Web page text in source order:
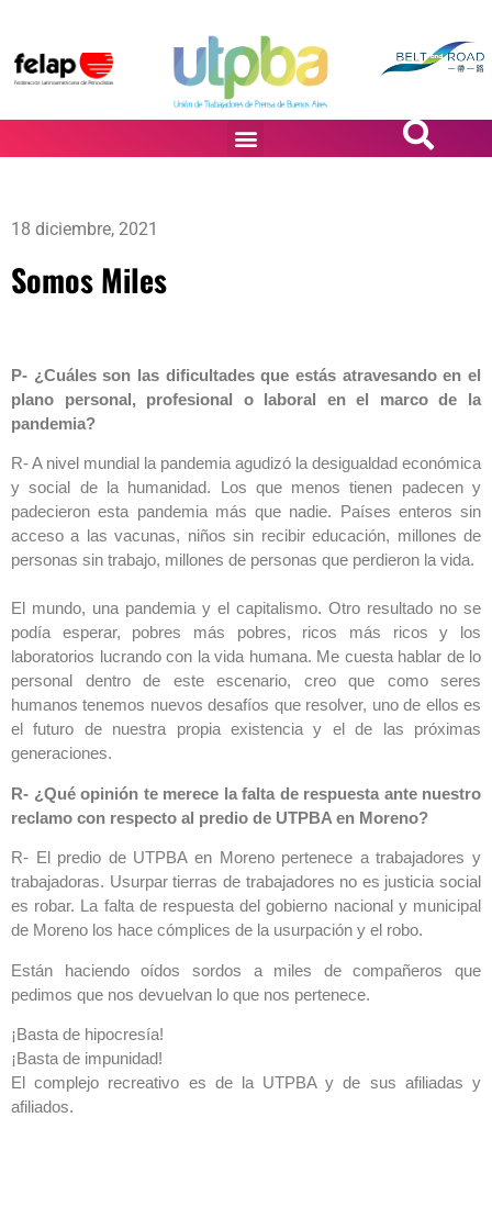
18 diciembre, 2021
Somos Miles
P- ¿Cuáles son las dificultades que estás atravesando en el
plano personal, profesional o laboral en el marco de la
pandemia?
R- A nivel mundial la pandemia agudizó la desigualdad económica
y social de la humanidad. Los que menos tienen padecen y
padecieron esta pandemia más que nadie. Países enteros sin
acceso a las vacunas, niños sin recibir educación, millones de
personas sin trabajo, millones de personas que perdieron la vida.
El mundo, una pandemia y el capitalismo. Otro resultado no se
podía esperar, pobres más pobres, ricos más ricos y los
laboratorios lucrando con la vida humana. Me cuesta hablar de lo
personal dentro de este escenario, creo que como seres
humanos tenemos nuevos desafíos que resolver, uno de ellos es
el futuro de nuestra propia existencia y el de las próximas
generaciones.
R- ¿Qué opinión te merece la falta de respuesta ante nuestro
reclamo con respecto al predio de UTPBA en Moreno?
R- El predio de UTPBA en Moreno pertenece a trabajadores y
trabajadoras. Usurpar tierras de trabajadores no es justicia social
es robar. La falta de respuesta del gobierno nacional y municipal
de Moreno los hace cómplices de la usurpación y el robo.
Están haciendo oídos sordos a miles de compañeros que
pedimos que nos devuelvan lo que nos pertenece.
¡Basta de hipocresía!
¡Basta de impunidad!
El complejo recreativo es de la UTPBA y de sus afiliadas y
afiliados.